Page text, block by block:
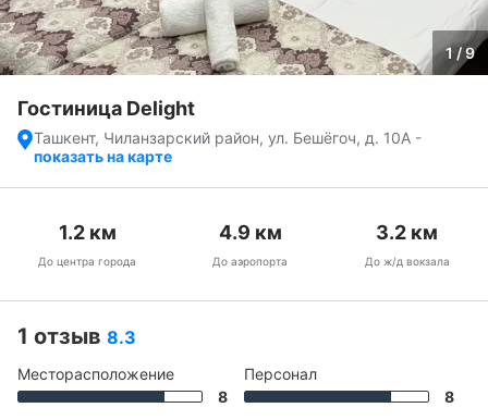
1 / 9
Гостиница Delight
Ташкент, Чиланзарский район, ул. Бешёгоч, д. 10А -
показать на карте
1.2км
До центра города
4.9 км
До аэропорта
3.2 км
До ж/д вокзала
1 отзыв 8.3
Месторасположение
8
Персонал
8